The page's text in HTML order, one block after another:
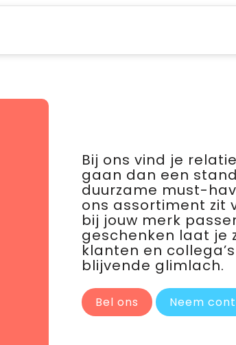
Bij ons vind je
gaan dan een
duurzame must-
ons assortiment zit
bij jouw merk
geschenken laat je
klanten en
blijvende glimlach.
Bel ons Neem